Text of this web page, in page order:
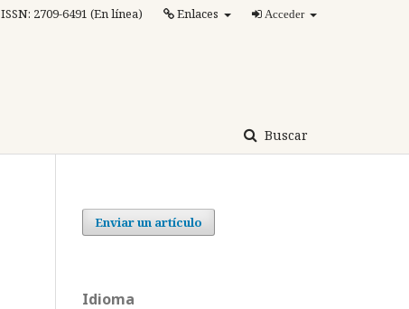
Buscar
ISSN: 2709-6491 (En línea) Enlaces Acceder
Enviar un artículo
Idioma